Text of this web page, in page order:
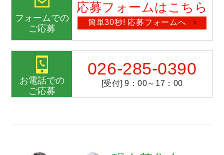
フォームでの
ご応募
応募フォームはこちら
簡単30秒! 応募フォームへ
お電話での
ご応募
026-285-0390
[受付] 9：00～17：00